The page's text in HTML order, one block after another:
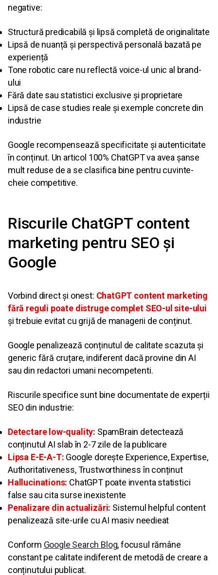
negative:
Structură predicabilă și lipsă completă de originalitate
Lipsă de nuanță și perspectivă personală bazată pe
experiență
Tone robotic care nu reflectă voice-ul unic al brand-
ului
Fără date sau statistici exclusive și proprietare
Lipsă de case studies reale și exemple concrete din
industrie
Google recompensează specificitate și autenticitate
în conținut. Un articol 100% ChatGPT va avea șanse
mult reduse de a se clasifica bine pentru cuvinte-
cheie competitive.
Riscurile ChatGPT content
marketing pentru SEO și
Google
Vorbind direct și onest: ChatGPT content marketing
fără reguli poate distruge complet SEO-ul site-ului
și trebuie evitat cu grijă de managerii de conținut.
Google penalizează conținutul de calitate scazuta și
generic fără cruțare, indiferent dacă provine din AI
sau din redactori umani necompetenti.
Riscurile specifice sunt bine documentate de experții
SEO din industrie:
Detectare low-quality: SpamBrain detectează
conținutul AI slab în 2-7 zile de la publicare
Lipsa E-E-A-T: Google dorește Experience, Expertise,
Authoritativeness, Trustworthiness în conținut
Hallucinations: ChatGPT poate inventa statistici
false sau cita surse inexistente
Penalizare din actualizări: Sistemul helpful content
penalizează site-urile cu AI masiv needieat
Conform Google Search Blog, focusul rămâne
constant pe calitate indiferent de metodă de creare a
conținutului publicat.